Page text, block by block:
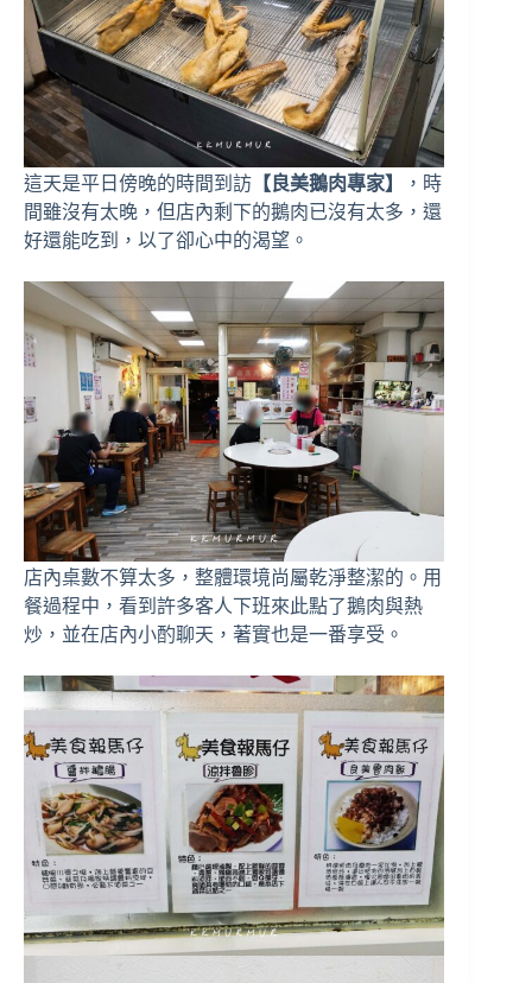
這天是平日傍晚的時間到訪 【良美鵝肉專家】
，時
間雖沒有太晚，但店內剩下的鵝肉已沒有太多，還
好還能吃到，以了卻心中的渴望。
店內桌數不算太多，整體環境尚屬乾淨整潔的。用
餐過程中，看到許多客人下班來此點了鵝肉與熱
炒，並在店內小酌聊天，著實也是一番享受。